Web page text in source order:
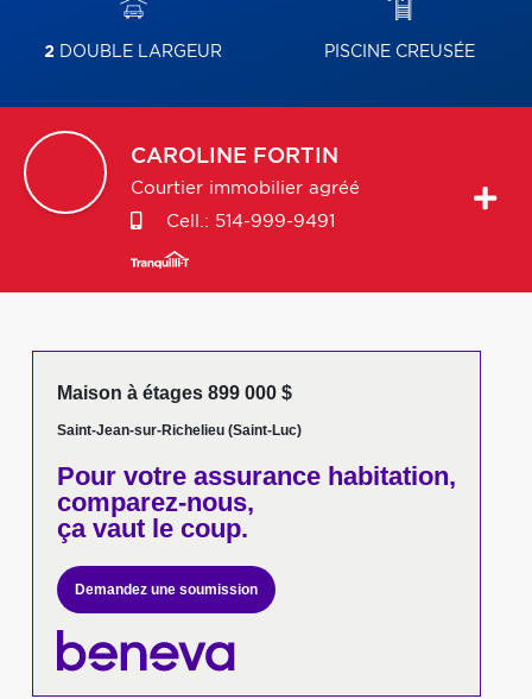
2 DOUBLE LARGEUR PISCINE CREUSÉE
CAROLINE FORTIN
Courtier immobilier agréé
Cell.: 514-999-9491
Maison à étages 899 000 $
Saint-Jean-sur-Richelieu (Saint-Luc)
Pour votreassurance habitation,
comparez-nous,
ça vaut le coup.
Demandez une soumission